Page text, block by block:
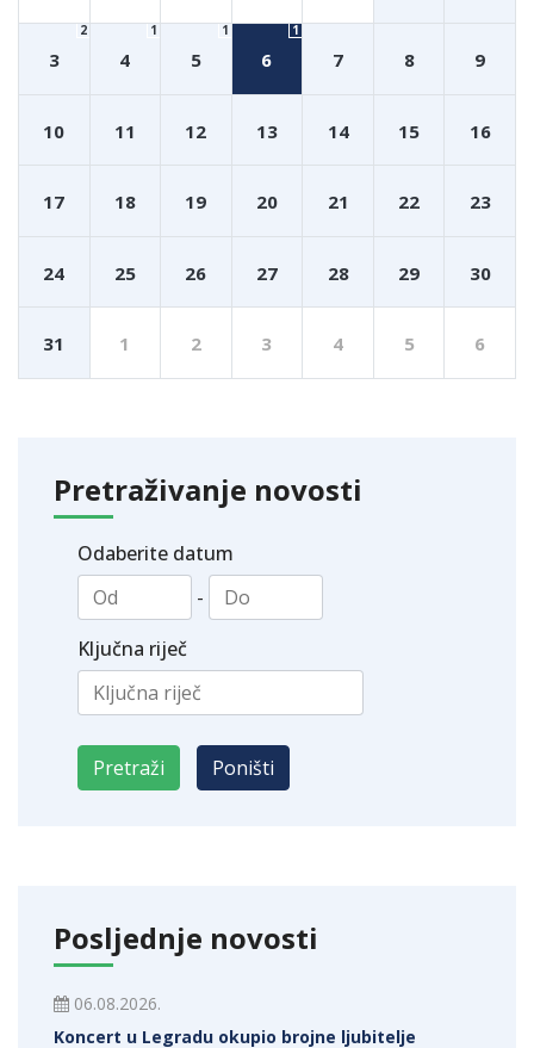
3
2
4
1
5
1
6
1
7 8 9
10 11 12 13 14 15 16
17 18 19 20 21 22 23
24 25 26 27 28 29 30
31 1 2 3 4 5 6
Pretraživanje novosti
Odaberite datum
-
Ključna riječ
Posljednje novosti
06.08.2026.
Koncert u Legradu okupio brojne ljubitelje